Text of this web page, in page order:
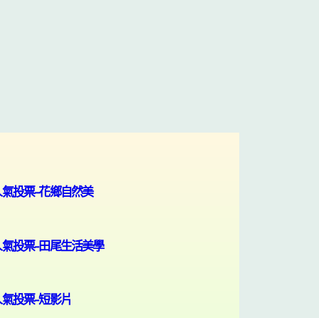
投票-花鄉自然美
投票-田尾生活美學
投票-短影片